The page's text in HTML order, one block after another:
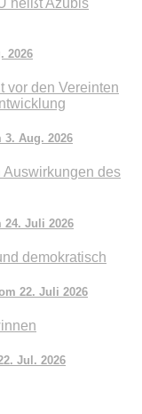
2026
vor den Vereinten
Aug. 2026
des
24. Juli 2026
demokratisch
22. Juli 2026
Jul. 2026